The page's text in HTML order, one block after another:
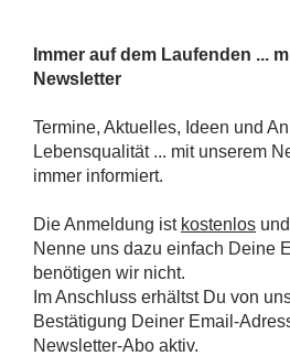
Immer auf dem Laufenden ...
Newsletter
Termine, Aktuelles, Ideen und
Lebensqualität ... mit unserem
immer informiert.
Die Anmeldung ist kostenlos und
Nenne uns dazu einfach Deine
benötigen wir nicht.
Im Anschluss erhältst Du von
Bestätigung Deiner Email-
Newsletter-Abo aktiv.